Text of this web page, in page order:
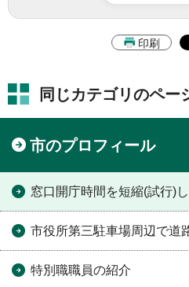
印刷
同じカテゴリのペー
市のプロフィール
窓口開庁時間を短縮(試行)
市役所第三駐車場周辺で道
特別職職員の紹介